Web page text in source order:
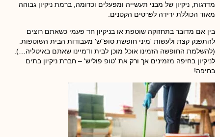
מדרגות, ניקיון של מבני תעשייה ומפעלים וכדומה, ברמת ניקיון גבוהה
מאוד הכוללת ירידה לפרטים הקטנים.
בין אם מדובר בתחזוקה שוטפת או בניקיון חד פעמי כשאתם רוצים
להתפנק קצת ולעשות 'מיני חופשת סופ"ש' מעבודות הבית השוטפות.
(להשלמת החופשה הזמינו אוכל מוכן לבית ודמיינו שאתם באיטליה…).
לניקיון בחיפה מזמינים אך ורק את 'טופ פוליש' – חברת ניקיון בתים
בחיפה!